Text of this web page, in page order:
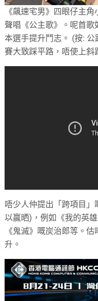
《飆速宅男》四眼仔主
聲唱《公主歌》。呢首歌
本選手提升鬥志。 (按:
賽大致踩平路，唔使上斜
唔少人仲提出「跨項目
以贏晒)，例如《我的英
《鬼滅》嘅炭治郎等。
升。